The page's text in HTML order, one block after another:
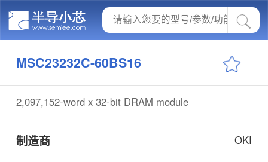
MSC23232C-60BS16
2,097,152-word x 32-bit DRAM module
制造商 OKI